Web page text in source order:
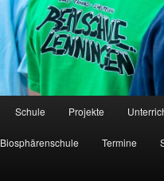
Schule Projekte
Biosphärenschule Termine